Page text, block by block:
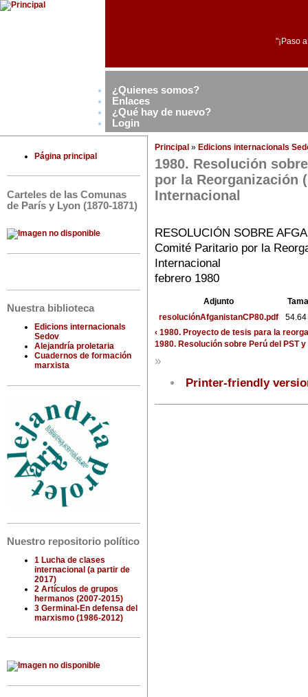
"¡Paso
¿Quienes somos?
Enlaces
¿Qué hay de nuevo?
Login
Página principal
Carteles de las Comunas
de París y Lyon (1870-1871)
Nuestra biblioteca
Edicions internacionals
Sedov
Alejandría proletaria
Cuadernos de formación
marxista
Nuestro repositorio político
1 Lucha de clases
internacional (a partir de
2017)
2 Artículos de grupos
hermanos (2007-2015)
3 Germinal-En defensa del
marxismo (1986-2012)
Principal » Edicions internacionals
1980. Resolución
por la Reorganización
Internacional
RESOLUCIÓN SOBRE
Comité Paritario por la
Internacional
febrero 1980
Adjunto
resoluciónAfganistanCP80.pdf
54.64
‹ 1980. Proyecto de tesis para la
1980. Resolución sobre Perú del PST y
»
Printer-friendly